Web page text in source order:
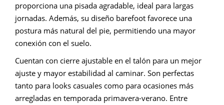
proporciona una pisada agradable, ideal para largas
jornadas. Además, su diseño barefoot favorece una
postura más natural del pie, permitiendo una mayor
conexión con el suelo.
Cuentan con cierre ajustable en el talón para un mejor
ajuste y mayor estabilidad al caminar. Son perfectas
tanto para looks casuales como para ocasiones más
arregladas en temporada primavera-verano. Entre